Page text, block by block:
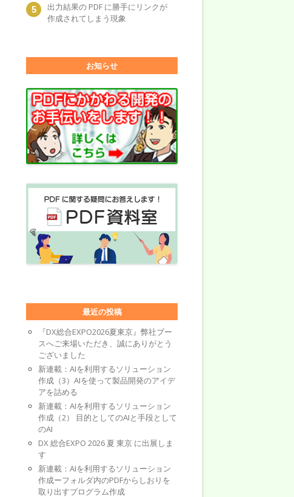
出力結果の PDF に勝手にリンクが
作成されてしまう現象
お知らせ
最近の投稿
『DX総合EXPO2026夏東京』弊社ブー
スへご来場いただき、誠にありがとう
ございました
新連載：AIを利用するソリューション
作成（3）AIを使って製品開発のアイデ
アを詰める
新連載：AIを利用するソリューション
作成（2） 目的としてのAIと手段として
のAI
DX 総合EXPO 2026 夏 東京 に出展しま
す
新連載：AIを利用するソリューション
作成ーフォルダ内のPDFからしおりを
取り出すプログラム作成